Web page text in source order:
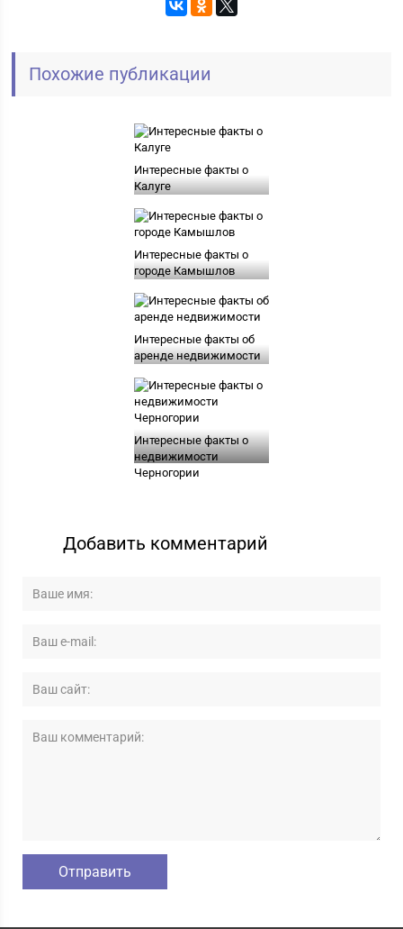
Похожие публикации
Интересные факты о
Калуге
Интересные факты о
городе Камышлов
Интересные факты об
аренде недвижимости
Интересные факты о
недвижимости
Черногории
Добавить комментарий